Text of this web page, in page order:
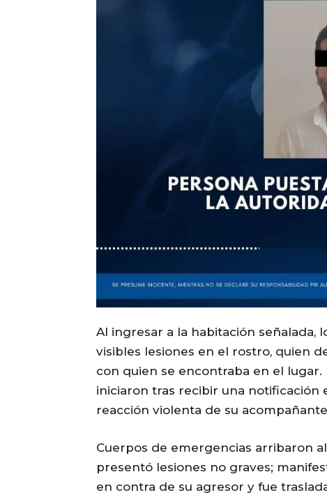
Al ingresar a la habitación señalada,
visibles lesiones en el rostro, quien
con quien se encontraba en el
iniciaron tras recibir una notificación
reacción violenta de su
Cuerpos de emergencias arribaron
presentó lesiones no graves;
en contra de su agresor y fue